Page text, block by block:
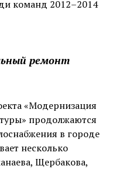
команд 2012–2014
ремонт
«Модернизация
продолжаются
в городе
несколько
Щербакова,